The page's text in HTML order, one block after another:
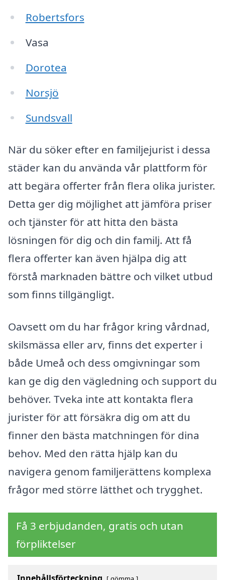
Robertsfors
Vasa
Dorotea
Norsjö
Sundsvall
När du söker efter en familjejurist i dessa
städer kan du använda vår plattform för
att begära offerter från flera olika jurister.
Detta ger dig möjlighet att jämföra priser
och tjänster för att hitta den bästa
lösningen för dig och din familj. Att få
flera offerter kan även hjälpa dig att
förstå marknaden bättre och vilket utbud
som finns tillgängligt.
Oavsett om du har frågor kring vårdnad,
skilsmässa eller arv, finns det experter i
både Umeå och dess omgivningar som
kan ge dig den vägledning och support du
behöver. Tveka inte att kontakta flera
jurister för att försäkra dig om att du
finner den bästa matchningen för dina
behov. Med den rätta hjälp kan du
navigera genom familjerättens komplexa
frågor med större lätthet och trygghet.
Få 3 erbjudanden, gratis och utan
förpliktelser